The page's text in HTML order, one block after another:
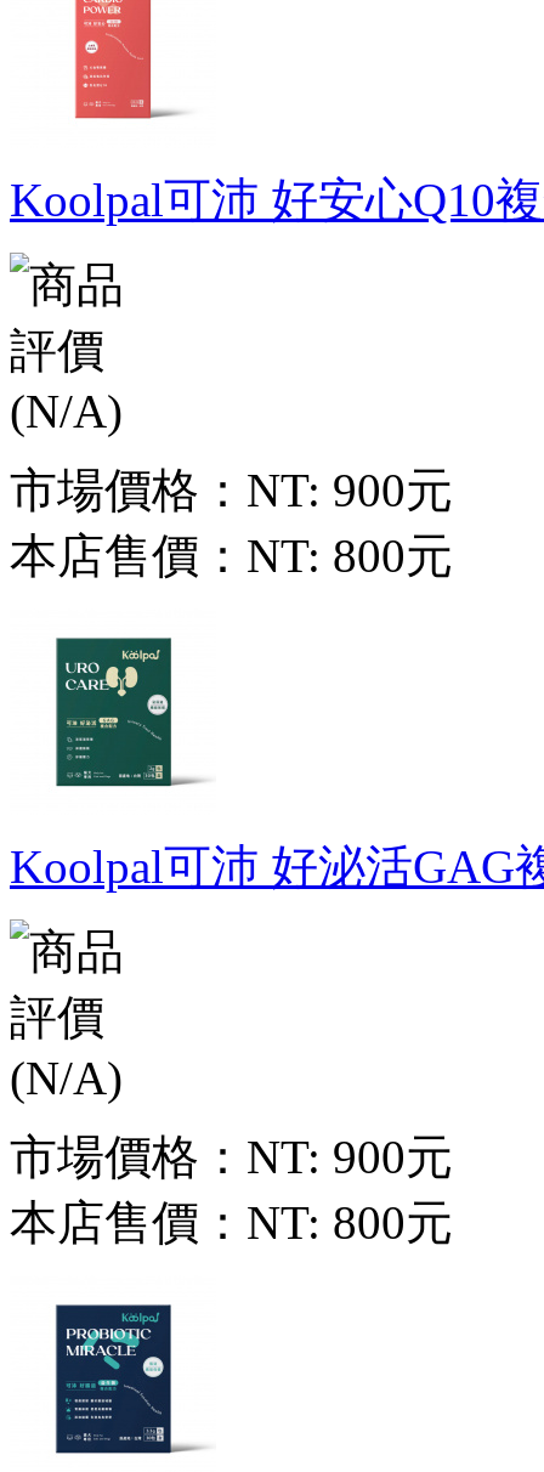
Koolpal可沛 好安心Q10
市場價格： NT: 900元
本店售價： NT: 800元
Koolpal可沛 好泌活GAG
市場價格： NT: 900元
本店售價： NT: 800元